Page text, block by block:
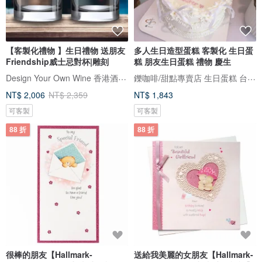
【客製化禮物 】生日禮物 送朋友
Friendship威士忌對杯|雕刻
Design Your Own Wine 香港酒瓶雕刻禮品專門店
NT$ 2,006 NT$ 2,359
可客製
多人生日造型蛋糕 客製化 生日蛋
糕 朋友生日蛋糕 禮物 慶生
鑠咖啡/甜點專賣店 生日蛋糕 台北 中山/松山 咖啡課程教學 客製化蛋糕
NT$ 1,843
可客製
88 折
很棒的朋友【Hallmark-
88 折
送給我美麗的女朋友【Hallmark-